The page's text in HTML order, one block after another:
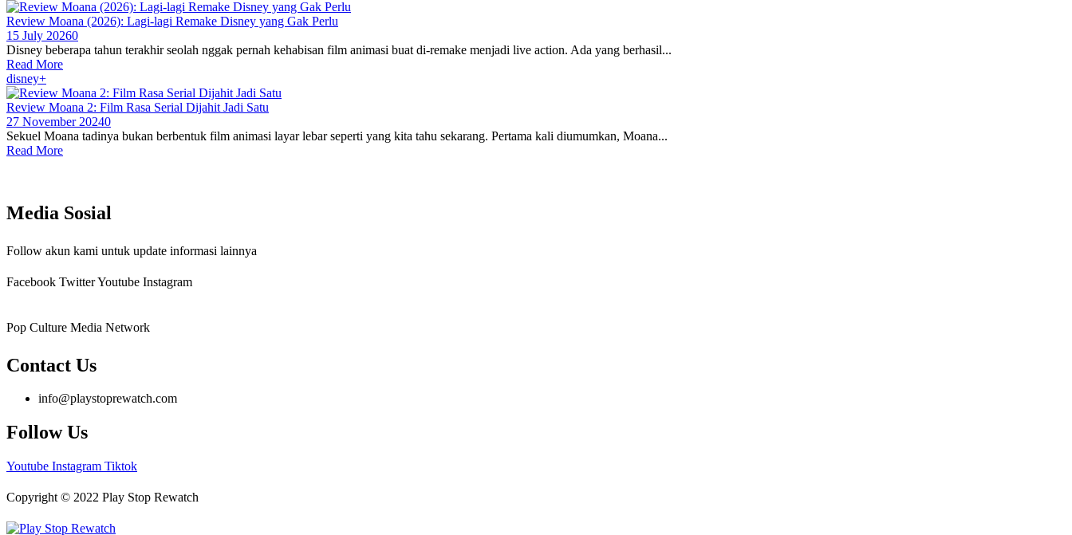
Review Moana (2026): Lagi-lagi Remake Disney yang Gak Perlu
15 July 20260
Disney beberapa tahun terakhir seolah nggak pernah kehabisan film animasi buat di-remake menjadi live action. Ada yang berhasil...
Read More
disney+
Review Moana 2: Film Rasa Serial Dijahit Jadi Satu
27 November 20240
Sekuel Moana tadinya bukan berbentuk film animasi layar lebar seperti yang kita tahu sekarang. Pertama kali diumumkan, Moana...
Read More
Media Sosial
Follow akun kami untuk update informasi lainnya
Facebook TwitterYoutube Instagram
Pop Culture Media Network
Contact Us
info@playstoprewatch.com
Follow Us
Youtube Instagram Tiktok
Copyright © 2022 Play Stop Rewatch